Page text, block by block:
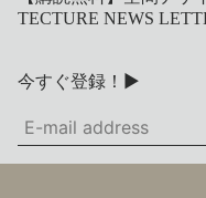
TECTURE NEWS
今すぐ登録！▶